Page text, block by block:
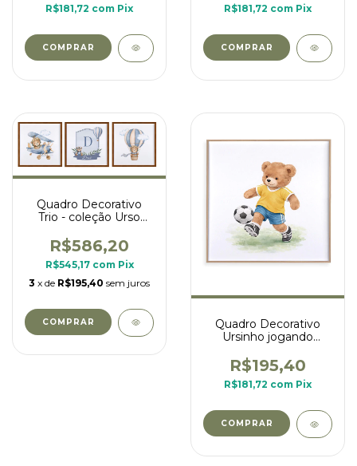
R$181,72 com Pix
COMPRAR
R$181,72 com Pix
COMPRAR
Quadro Decorativo
Trio - coleção Urso
R$586,20
R$545,17 com Pix
3 x de R$195,40 sem juros
COMPRAR
Quadro Decorativo
Ursinho jogando
R$195,40
R$181,72 com Pix
COMPRAR